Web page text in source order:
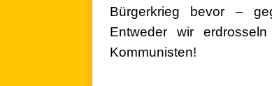
Bürgerkrieg bevor –
Entweder wir
Kommunisten!